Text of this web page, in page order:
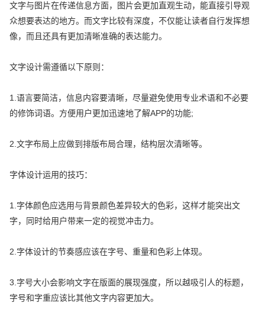
文字与图片在传递信息方面，图片会更加直观生动，能直接引导观
众想要表达的地方。而文字比较有深度，不仅能让读者自行发挥想
像，而且还具有更加清晰准确的表达能力。
文字设计需遵循以下原则：
1.语言要简洁，信息内容要清晰，尽量避免使用专业术语和不必要
的修饰词语。方便用户更加迅速地了解APP的功能;
2.文字布局上应做到排版布局合理，结构层次清晰等。
字体设计运用的技巧：
1.字体颜色应选用与背景颜色差异较大的色彩，这样才能突出文
字，同时给用户带来一定的视觉冲击力。
2.字体设计的节奏感应该在字号、重量和色彩上体现。
3.字号大小会影响文字在版面的展现强度，所以越吸引人的标题，
字号和字重应该比其他文字内容更加大。